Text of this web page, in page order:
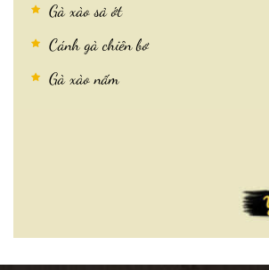
Gà xào sả ớt
Cánh gà chiên bơ
Gà xào nấm